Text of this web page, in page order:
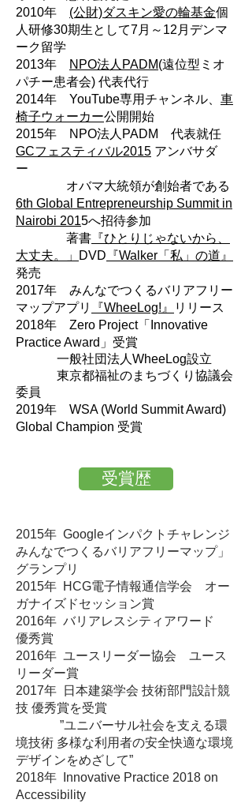
2010年 (公財)ダスキン愛の輪基金個
人研修30期生として7月～12月デンマ
ーク留学
2013年
NPO法人PADM(遠位型ミオ
パチー患者会) 代表代行
2014年 YouTube専用チャンネル、 車
椅子ウォーカー公開開始
2015年 NPO法人PADM 代表就任
GCフェスティバル2015 アンバサダ
ー
オバマ大統領が創始者である
6th Global Entrepreneurship Summit in
Nairobi 2015へ招待参加
著書 『ひとりじゃないから、
大丈夫。」
DVD 『Walker「私」の道』
発売
2017年 みんなでつくるバリアフリー
マップアプリ
『WheeLog!』
リリース
2018年 Zero Project「Innovative
Practice Award」受賞
一般社団法人WheeLog設立
東京都福祉のまちづくり協議会
委員
​2019年 WSA (World Summit Award)
Global Champion 受賞
受賞歴
2015年 Googleインパクトチャレンジ
みんなでつくるバリアフリーマップ」
グランプリ​
2015年 HCG電子情報通信学会 オー
ガナイズドセッション賞
2016年 バリアレスシティアワード
優秀賞​
2016年 ユースリーダー協会 ユース
リーダー賞​
2017年 日本建築学会 技術部門設計競
技 優秀賞を受賞
”ユニバーサル社会を支える環
境技術 多様な利用者の安全快適な環境
デザインをめざして”
2018年 Innovative Practice 2018 on
Accessibility